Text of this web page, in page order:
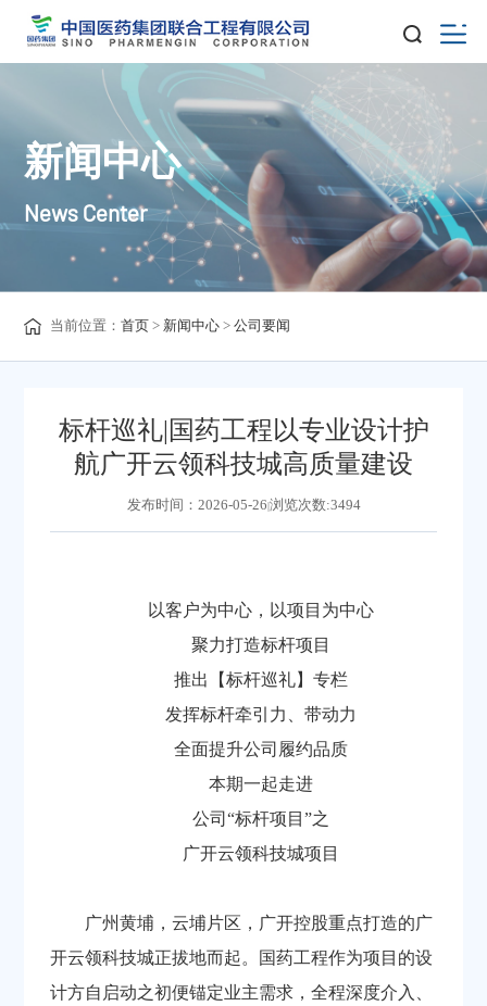
新闻中心
News Center
当前位置：首页 > 新闻中心 >公司要闻
标杆巡礼|国药工程以专业设计护
航广开云领科技城高质量建设
发布时间：2026-05-26|浏览次数:3494
以客户为中心，以项目为中心
聚力打造标杆项目
推出【标杆巡礼】专栏
发挥标杆牵引力、带动力
全面提升公司履约品质
本期一起走进
公司“标杆项目”之
广开云领科技城项目
广州黄埔，云埔片区，广开控股重点打造的广
开云领科技城正拔地而起。国药工程作为项目的设
计方自启动之初便锚定业主需求，全程深度介入、